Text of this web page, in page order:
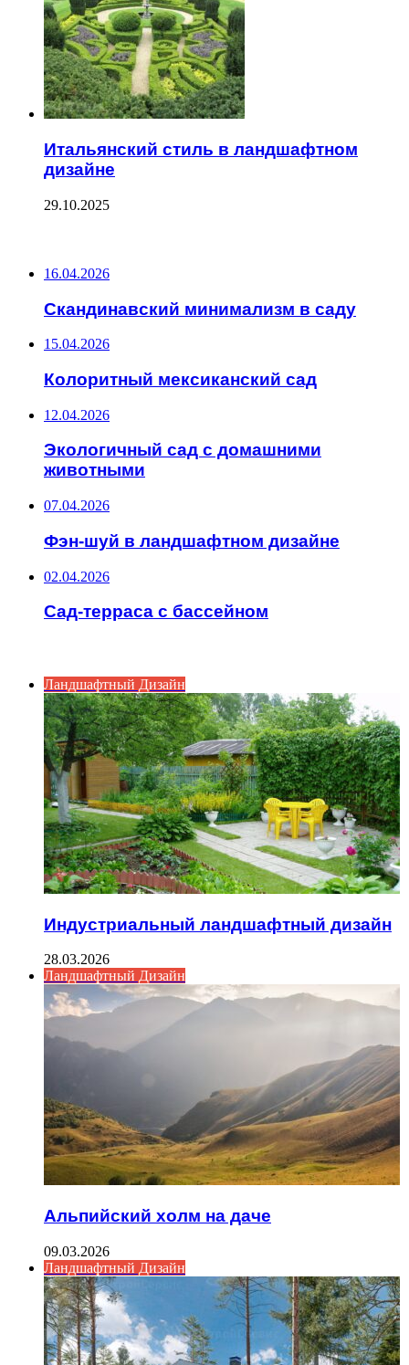
Итальянский стиль в ландшафтном
дизайне
29.10.2025
16.04.2026
Скандинавский минимализм в саду
15.04.2026
Колоритный мексиканский сад
12.04.2026
Экологичный сад с домашними
животными
07.04.2026
Фэн-шуй в ландшафтном дизайне
02.04.2026
Сад-терраса с бассейном
Ландшафтный Дизайн
Индустриальный ландшафтный дизайн
28.03.2026
Ландшафтный Дизайн
Альпийский холм на даче
09.03.2026
Ландшафтный Дизайн